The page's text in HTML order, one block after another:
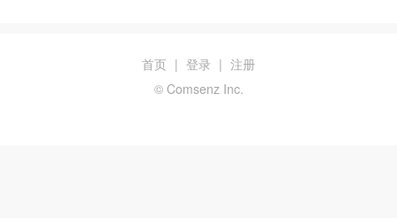
首页 | 登录 | 注册
© Comsenz Inc.